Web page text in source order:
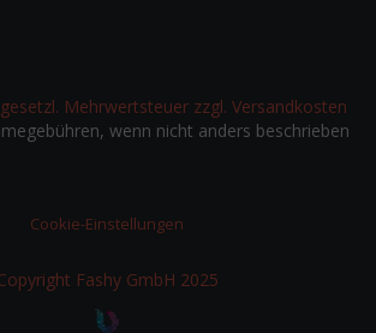
Mehrwertsteuer zzgl. Versandkosten
wenn nicht anders beschrieben
Cookie-Einstellungen
Fashy GmbH 2025